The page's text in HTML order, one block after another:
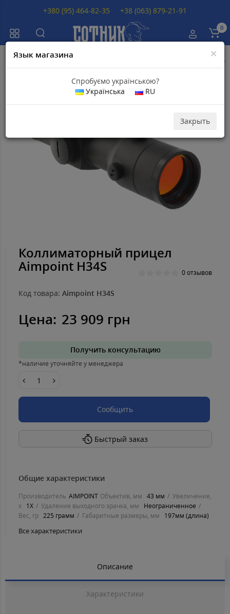
0
Коллиматорные прицелы
×
Язык магазина
Спробуємо українською?
Українська
RU
Закрыть
Коллиматорный прицел
Aimpoint H34S 0 отзывов
Код товара: Aimpoint H34S
Цена: 23 909 грн
Получить консультацию
*наличие уточняйте у менеджера
Сообщить
Быстрый заказ
Общие характеристики
Производитель AIMPOINT Объектив, мм 43 мм
Увеличение,
х 1X Удаление выходного зрачка, мм
Неограниченное
Вес, гр 225 грамм Габаритные размеры, мм 197мм (длина)
Все характеристики
Описание
Характеристики
+380 (95) 464-82-35 +38 (063) 879-21-91